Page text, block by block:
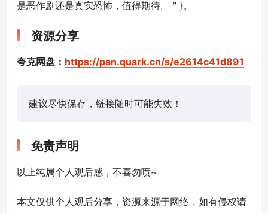
是恶作剧还是真实恐怖，值得期待。 " }。
资源分享
夸克网盘： https://pan.quark.cn/s/e2614c41d891
建议尽快保存，链接随时可能失效！
免责声明
以上纯属个人观后感，不喜勿喷~
本文仅供个人观后分享，资源来源于网络，如有侵权请